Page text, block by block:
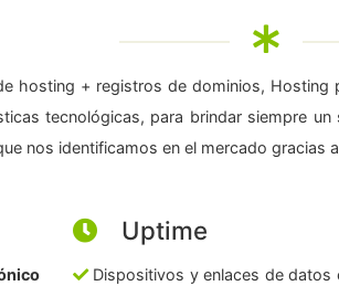
hosting + registros de dominios, Hosting
tecnológicas, para brindar siempre
nos identificamos en el mercado
Uptime
Dispositivos y enlaces de datos